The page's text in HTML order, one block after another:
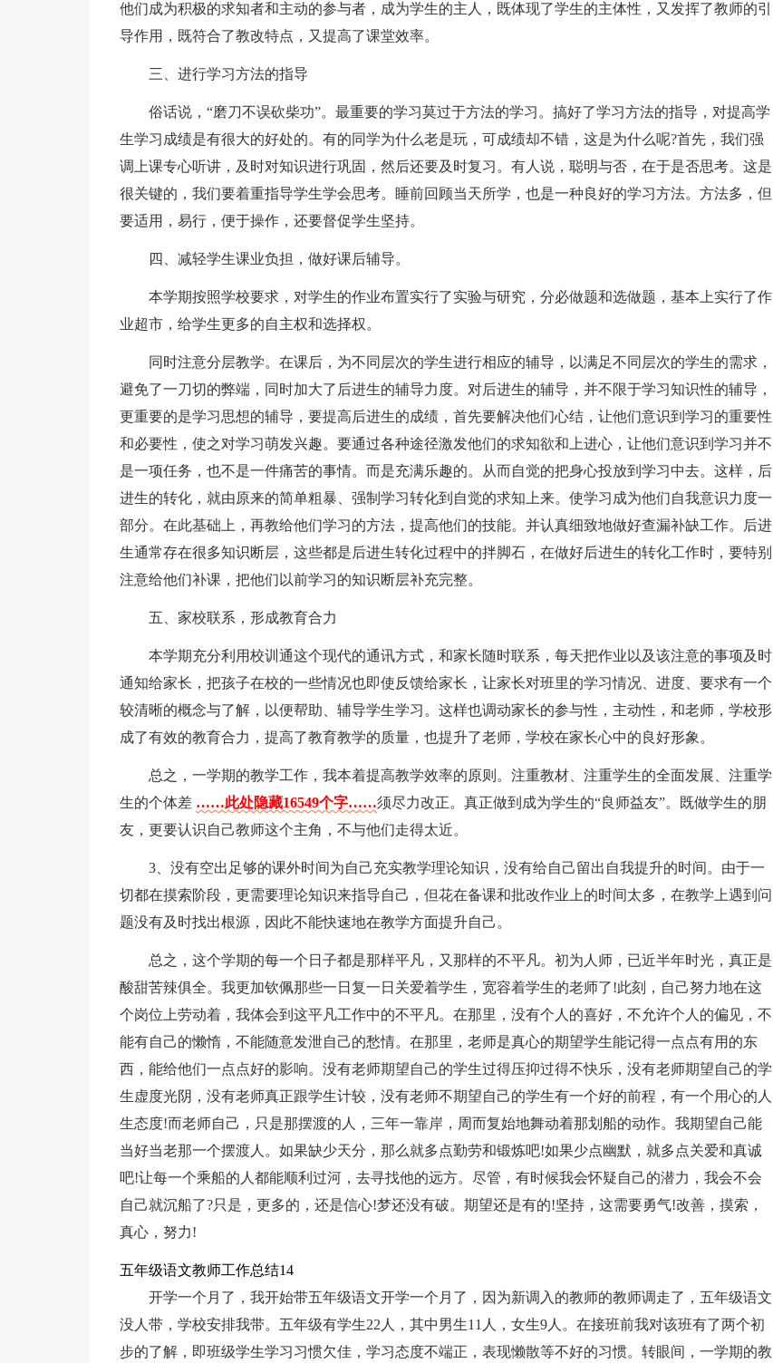
他们成为积极的求知者和主动的参与者，成为学生的主人，既体现了学生的主体性，又发挥了教师的引
导作用，既符合了教改特点，又提高了课堂效率。
三、进行学习方法的指导
俗话说，“磨刀不误砍柴功”。最重要的学习莫过于方法的学习。搞好了学习方法的指导，对提高学
生学习成绩是有很大的好处的。有的同学为什么老是玩，可成绩却不错，这是为什么呢?首先，我们强
调上课专心听讲，及时对知识进行巩固，然后还要及时复习。有人说，聪明与否，在于是否思考。这是
很关键的，我们要着重指导学生学会思考。睡前回顾当天所学，也是一种良好的学习方法。方法多，但
要适用，易行，便于操作，还要督促学生坚持。
四、减轻学生课业负担，做好课后辅导。
本学期按照学校要求，对学生的作业布置实行了实验与研究，分必做题和选做题，基本上实行了作
业超市，给学生更多的自主权和选择权。
同时注意分层教学。在课后，为不同层次的学生进行相应的辅导，以满足不同层次的学生的需求，
避免了一刀切的弊端，同时加大了后进生的辅导力度。对后进生的辅导，并不限于学习知识性的辅导，
更重要的是学习思想的辅导，要提高后进生的成绩，首先要解决他们心结，让他们意识到学习的重要性
和必要性，使之对学习萌发兴趣。要通过各种途径激发他们的求知欲和上进心，让他们意识到学习并不
是一项任务，也不是一件痛苦的事情。而是充满乐趣的。从而自觉的把身心投放到学习中去。这样，后
进生的转化，就由原来的简单粗暴、强制学习转化到自觉的求知上来。使学习成为他们自我意识力度一
部分。在此基础上，再教给他们学习的方法，提高他们的技能。并认真细致地做好查漏补缺工作。后进
生通常存在很多知识断层，这些都是后进生转化过程中的拌脚石，在做好后进生的转化工作时，要特别
注意给他们补课，把他们以前学习的知识断层补充完整。
五、家校联系，形成教育合力
本学期充分利用校训通这个现代的通讯方式，和家长随时联系，每天把作业以及该注意的事项及时
通知给家长，把孩子在校的一些情况也即使反馈给家长，让家长对班里的学习情况、进度、要求有一个
较清晰的概念与了解，以便帮助、辅导学生学习。这样也调动家长的参与性，主动性，和老师，学校形
成了有效的教育合力，提高了教育教学的质量，也提升了老师，学校在家长心中的良好形象。
总之，一学期的教学工作，我本着提高教学效率的原则。注重教材、注重学生的全面发展、注重学
生的个体差 ……此处隐藏16549个字……须尽力改正。真正做到成为学生的“良师益友”。既做学生的朋
友，更要认识自己教师这个主角，不与他们走得太近。
3、没有空出足够的课外时间为自己充实教学理论知识，没有给自己留出自我提升的时间。由于一
切都在摸索阶段，更需要理论知识来指导自己，但花在备课和批改作业上的时间太多，在教学上遇到问
题没有及时找出根源，因此不能快速地在教学方面提升自己。
总之，这个学期的每一个日子都是那样平凡，又那样的不平凡。初为人师，已近半年时光，真正是
酸甜苦辣俱全。我更加钦佩那些一日复一日关爱着学生，宽容着学生的老师了!此刻，自己努力地在这
个岗位上劳动着，我体会到这平凡工作中的不平凡。在那里，没有个人的喜好，不允许个人的偏见，不
能有自己的懒惰，不能随意发泄自己的愁情。在那里，老师是真心的期望学生能记得一点点有用的东
西，能给他们一点点好的影响。没有老师期望自己的学生过得压抑过得不快乐，没有老师期望自己的学
生虚度光阴，没有老师真正跟学生计较，没有老师不期望自己的学生有一个好的前程，有一个用心的人
生态度!而老师自己，只是那摆渡的人，三年一靠岸，周而复始地舞动着那划船的动作。我期望自己能
当好当老那一个摆渡人。如果缺少天分，那么就多点勤劳和锻炼吧!如果少点幽默，就多点关爱和真诚
吧!让每一个乘船的人都能顺利过河，去寻找他的远方。尽管，有时候我会怀疑自己的潜力，我会不会
自己就沉船了?只是，更多的，还是信心!梦还没有破。期望还是有的!坚持，这需要勇气!改善，摸索，
真心，努力!
五年级语文教师工作总结14
开学一个月了，我开始带五年级语文开学一个月了，因为新调入的教师的教师调走了，五年级语文
没人带，学校安排我带。五年级有学生22人，其中男生11人，女生9人。在接班前我对该班有了两个初
步的了解，即班级学生学习习惯欠佳，学习态度不端正，表现懒散等不好的习惯。转眼间，一学期的教